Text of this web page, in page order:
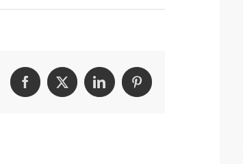
Facebook
X LinkedInPinterest